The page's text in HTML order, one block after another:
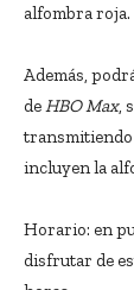
alfombra roja.
Además,
de HBO Max,
transmitiendo
incluyen la
Horario: en
disfrutar de